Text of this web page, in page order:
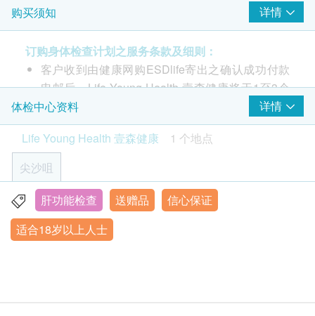
$300 hutchgo.com 旅遊礼券
乙型肝炎e抗原
乙型肝炎e抗体
基本项目
基本健康评估
血压
身高
脉搏率
体重
病历及健康问卷调查
身体组合
购买须知 详情
订购身体检查计划之服务条款及细则：
客户收到由健康网购ESDlife寄出之确认成功付款
电邮后，Life Young Health 壹森健康将于1至3个
工作天内致电客户预约身体检查的时间及地点（预
约或查询：2523 8308）。
客户必须于预约当天出示身份证及出示订购确认信
以确认身份。
订购一经确认，不设退款。
进行身体检查后，一般情况下，可于14个工作天内
获得验身报告。医护人员会致电客人预约时间听取
报告。
体检中心资料
详情
Life Young Health 壹森健康
1 个地点
尖沙咀
九龙尖沙咀弥敦道132号美丽华广场A座10楼1008室
星期一至六︰9:00a.m - 19:00p.m
星期日及公众假期︰休息
肝功能检查 送赠品
信心保证
适合18岁以上人士